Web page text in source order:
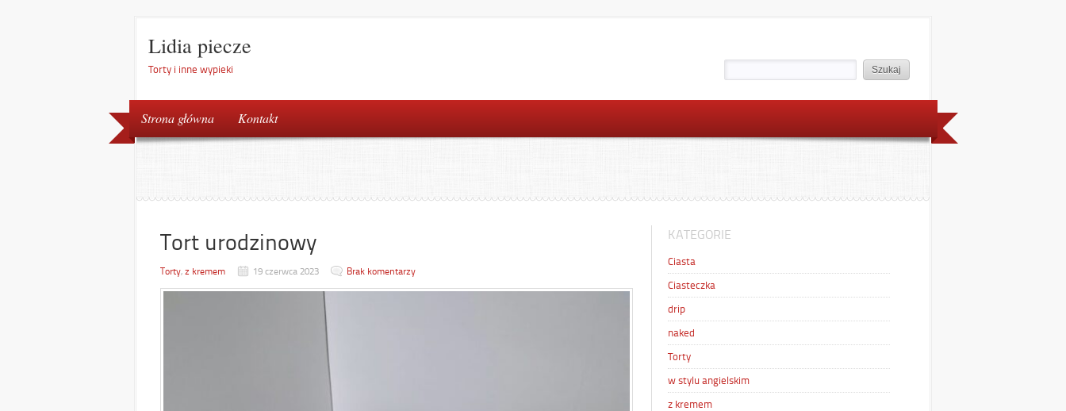
Lidia piecze
Torty i inne wypieki
Strona główna Kontakt
Tort urodzinowy
Torty, z kremem 19 czerwca 2023 Brak komentarzy
KATEGORIE
Ciasta
Ciasteczka
drip
naked
Torty
w stylu angielskim
z kremem